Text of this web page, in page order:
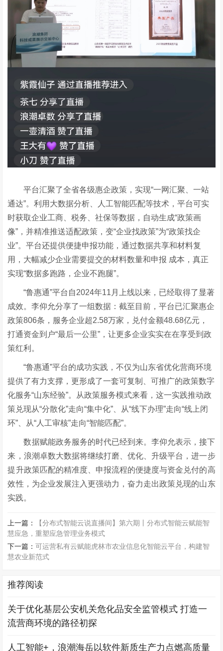
平台汇聚了全省各级惠企政策，实现“一网汇聚、一站
通达”。利用大数据分析、人工智能匹配等技术，平台可实
时获取企业工商、税务、社保等数据，自动生成“政策画
像” ，并精准推送适配政策 ，变“企业找政策”为“政策找企
业”。平台还提供便捷申报功能，通过数据共享和材料复
用，大幅减少企业需要提交的材料数量和申报 成本 ，真正
实现“数据多跑路，企业不跑腿”。
“鲁惠通”平台 自2024年11月上线以来，已经取得了显著
成效。李仰允分享了一组数据：截至目前，平台已汇聚惠企
政策806条，服务企业超2.58万家， 兑付金额48.68亿元，
打通资金到户“最后一公里” ，让更多企业实实在在享受到政
策红利。
“鲁惠通”平台的成功实践，不仅为山东省优化营商环境
提供了有力支撑，更形成了一套可复制、可推广的政策数字
化服务“山东经验”。从政策服务模式来看，这一实践推动政
策兑现从“分散化”走向“集中化” 、从“线下办理”走向“线上闭
环” 、从“ 人工审核”走向“智能匹配”。
数据赋能政务服务的时代已经到来。李仰允表示，接下
来，浪潮卓数大数据将继续打磨、优化、升级平台，进一步
提升政策匹配的精准度、申报流程的便捷度与资金兑付的高
效性，为企业发展注入更强动力，奋力走出政策兑现的山东
实践。
上一篇：
【分布式智能云说直播间】第六期丨分布式智能云赋能智
慧应急，重塑应急管理业务模式
下一篇：可运营私有云赋能虎林市农业信息化智能云平台，构建智
慧农业新范式
推荐阅读
关于优化基层公安机关危化品安全监管模式 打造一
流营商环境的路径初探
人工智能+，浪潮海岳以软件新质生产力点燃高质量